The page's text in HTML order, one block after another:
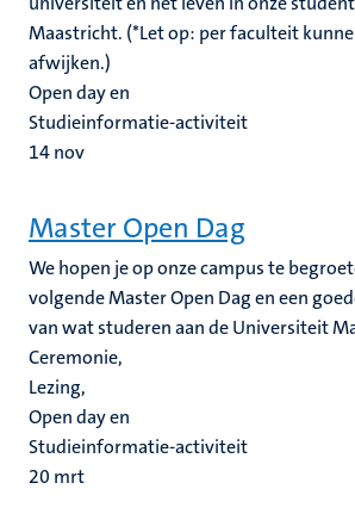
Maastricht. (*Let op: per faculteit
afwijken.)
Open day en
Studieinformatie-activiteit
14nov
Master Open Dag
We hopen je op onze campus te
volgende Master Open Dag en een
van wat studeren aan de Universiteit
Ceremonie,
Lezing,
Open day en
Studieinformatie-activiteit
20 mrt